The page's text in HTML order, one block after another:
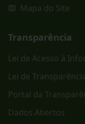
Mapa do Site
Transparência
Lei de Acesso à
Lei de Transparência
Portal da
Dados Abertos